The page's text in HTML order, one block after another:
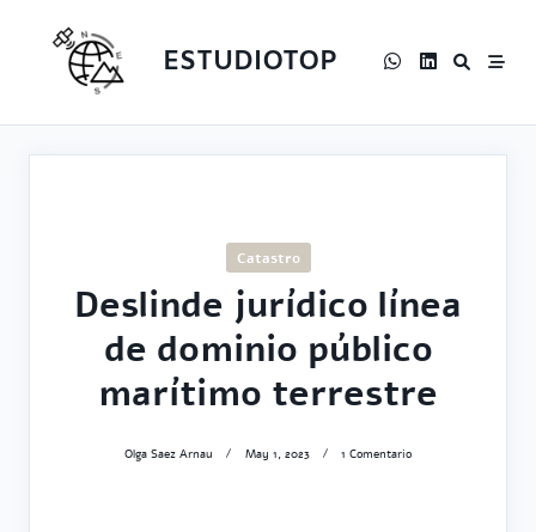
ESTUDIOTOP
Catastro
Deslinde jurídico línea
de dominio público
marítimo terrestre
Olga Saez Arnau May 1, 2023 1 ComentarioEn